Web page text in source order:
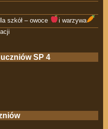
szkół – owoce
i warzywa
SP 4